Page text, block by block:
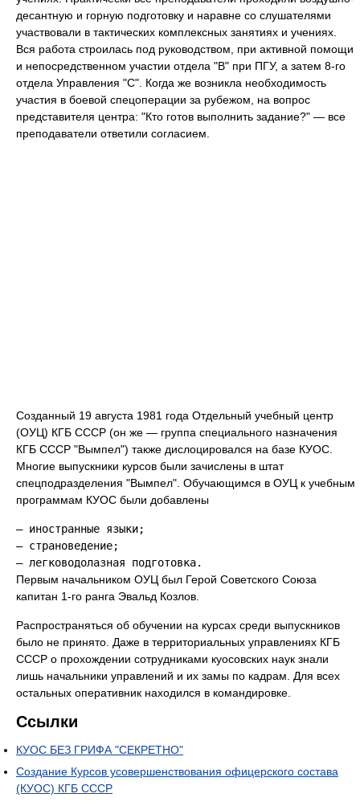
десантную и горную подготовку и наравне со слушателями
участвовали в тактических комплексных занятиях и учениях.
Вся работа строилась под руководством, при активной помощи
и непосредственном участии отдела "В" при ПГУ, а затем 8-го
отдела Управления "С". Когда же возникла необходимость
участия в боевой спецоперации за рубежом, на вопрос
представителя центра: "Кто готов выполнить задание?" — все
преподаватели ответили согласием.
Созданный 19 августа 1981 года Отдельный учебный центр
(ОУЦ) КГБ СССР (он же — группа специального назначения
КГБ СССР "Вымпел") также дислоцировался на базе КУОС.
Многие выпускники курсов были зачислены в штат
спецподразделения "Вымпел". Обучающимся в ОУЦ к учебным
программам КУОС были добавлены
— иностранные языки;
— страноведение;
Первым начальником ОУЦ был Герой Советского Союза
капитан 1-го ранга Эвальд Козлов.
Распространяться об обучении на курсах среди выпускников
было не принято. Даже в территориальных управлениях КГБ
СССР о прохождении сотрудниками куосовских наук знали
лишь начальники управлений и их замы по кадрам. Для всех
остальных оперативник находился в командировке.
Ссылки
КУОС БЕЗ ГРИФА "СЕКРЕТНО"
Создание Курсов усовершенствования офицерского состава
(КУОС) КГБ СССР